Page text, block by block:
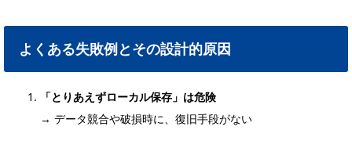
よくある失敗例とその設計的原因
「とりあえずローカル保存」は危険
→ データ競合や破損時に、復旧手段がない